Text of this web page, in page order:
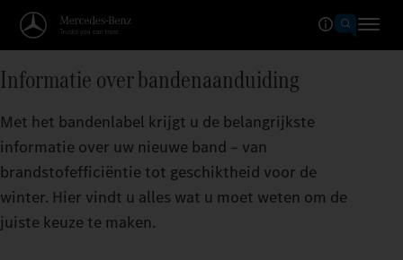
Informatie over bandenaanduiding
Met het bandenlabel krijgt u de belangrijkste
informatie over uw nieuwe band – van
brandstofefficiëntie tot geschiktheid voor de
winter. Hier vindt u alles wat u moet weten om de
juiste keuze te maken.